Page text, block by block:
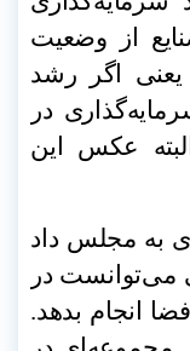
از وضعیت
یعنی اگر رشد
در
عکس این
به مجلس داد
در
انجام بدهد.